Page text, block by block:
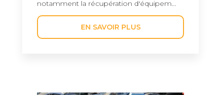
notamment la récupération d'équipem...
EN SAVOIR PLUS